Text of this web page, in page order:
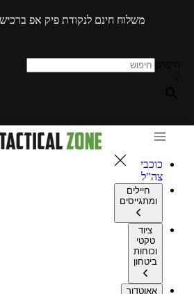
משלוח חינם לנקודת פיק אפ ברכישה
כוכבי
צה"ל
חיילים
ומתגייסים
ציוד
טקטי
וכוחות
ביטחון
אאוטדור